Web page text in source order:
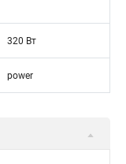
320 Вт
power